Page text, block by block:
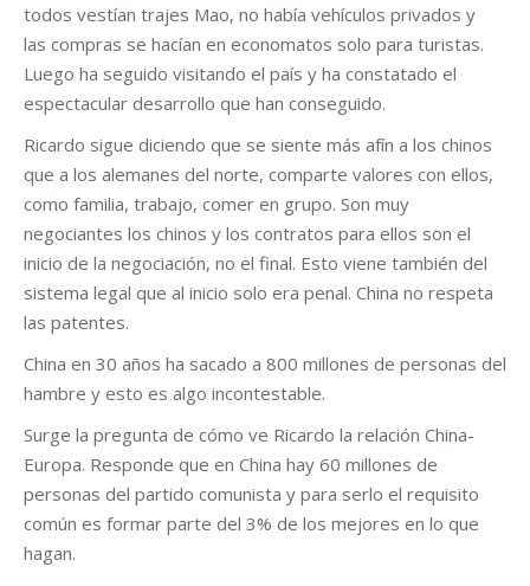
todos vestían trajes Mao, no había vehículos privados y
las compras se hacían en economatos solo para turistas.
Luego ha seguido visitando el país y ha constatado el
espectacular desarrollo que han conseguido.
Ricardo sigue diciendo que se siente más afín a los chinos
que a los alemanes del norte, comparte valores con ellos,
como familia, trabajo, comer en grupo. Son muy
negociantes los chinos y los contratos para ellos son el
inicio de la negociación, no el final. Esto viene también del
sistema legal que al inicio solo era penal. China no respeta
las patentes.
China en 30 años ha sacado a 800 millones de personas del
hambre y esto es algo incontestable.
Surge la pregunta de cómo ve Ricardo la relación China-
Europa. Responde que en China hay 60 millones de
personas del partido comunista y para serlo el requisito
común es formar parte del 3% de los mejores en lo que
hagan.